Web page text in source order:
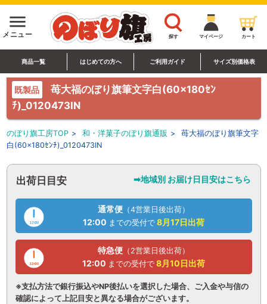
menu
メニュー 探す マイページ カート
商品一覧 はじめての方へ ご利用ガイド サイズ別価格表
既製品
苺大福のぼり旗筆文字白(60×180ｾﾝ
ﾁ)_0120473IN
のぼり旗工房TOP > 和・洋菓子のぼり旗通販 >
苺大福のぼり旗筆文字
白(60×180ｾﾝﾁ)_0120473IN
出荷日目安 ➡地域別 お届け日目安はこちら
通常便 （4営業日後出荷）
12:00 までの受付で 8月17日出荷
特急便 （2営業日後出荷）
12:00 までの受付で 8月10日出荷
※支払方法で銀行振込やNP後払いを選択した場合、ご入金や与信の
確認によって上記目安と異なる場合がございます。